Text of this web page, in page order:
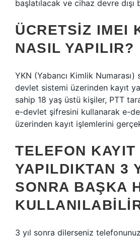
başlatılacak ve cihaz devre dışı
ÜCRETSIZ IMEI
NASIL YAPILIR?
YKN (Yabancı Kimlik
devlet sistemi üzerinden kayıt
sahip 18 yaş üstü kişiler, PTT
e-devlet şifresini kullanarak e-
üzerinden kayıt işlemlerini
TELEFON KAYIT
YAPILDIKTAN 3
SONRA BAŞKA
3 yıl sonra dilerseniz